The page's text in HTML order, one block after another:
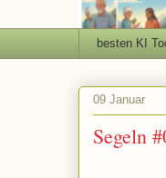
besten KI
09 Januar
Segeln